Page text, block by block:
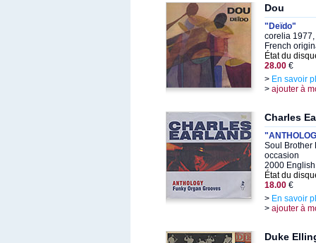
Dou
"Deïdo"
corelia
French
État du
28.00 €
> En savoir
> ajouter à
Charles
Soul Brother
occasion
2000
État du
18.00 €
> En savoir
> ajouter à
Duke